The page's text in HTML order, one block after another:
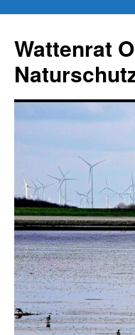
springen
Wattenrat